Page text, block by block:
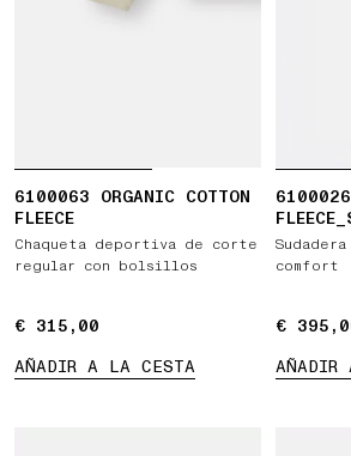
6100063 ORGANIC COTTON
FLEECE
Chaqueta deportiva de corte
regular con bolsillos
€ 315,00
€ 315,00
AÑADIR A LA CESTA
6100026
comfort
€
€
AÑADIR